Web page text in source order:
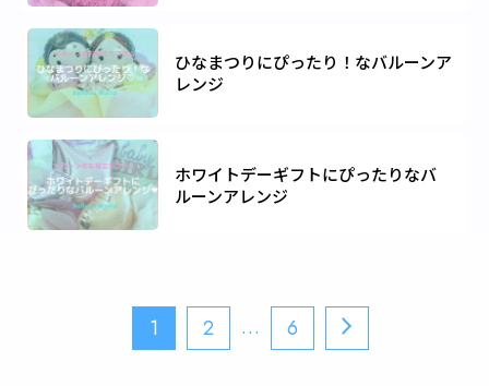
ひなまつりにぴったり！なバルーンア
レンジ
ホワイトデーギフトにぴったりなバ
ルーンアレンジ
1 2 … 6